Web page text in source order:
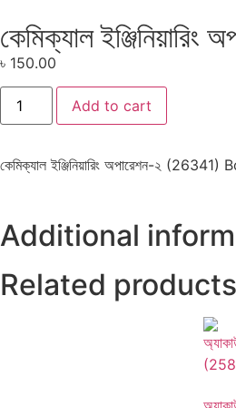
কেমিক্যাল
৳ 150.00
Add to cart
কেমিক্যাল ইঞ্জিনিয়ারিং অপারেশন-২ (26341)
Additional
Related products